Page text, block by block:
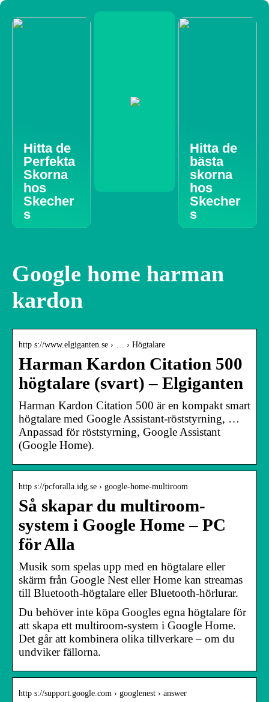
Hitta de
Perfekta
Skorna
hos
Skecher
s
Hitta de
bästa
skorna
hos
Skecher
s
Google home harman
kardon
http s://www.elgiganten.se › … › Högtalare
Harman Kardon Citation 500
högtalare (svart) – Elgiganten
Harman Kardon Citation 500 är en kompakt smart
högtalare med Google Assistant-röststyrning, …
Anpassad för röststyrning, Google Assistant
(Google Home).
http s://pcforalla.idg.se › google-home-multiroom
Så skapar du multiroom-
system i Google Home – PC
för Alla
Musik som spelas upp med en högtalare eller
skärm från Google Nest eller Home kan streamas
till Bluetooth-högtalare eller Bluetooth-hörlurar.
Du behöver inte köpa Googles egna högtalare för
att skapa ett multiroom-system i Google Home.
Det går att kombinera olika tillverkare – om du
undviker fällorna.
http s://support.google.com › googlenest › answer